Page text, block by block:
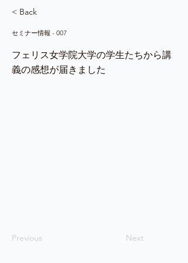
< Back
セミナー情報 - 007
フェリス女学院大学の学生たちから講
義の感想が届きました
Previous Next